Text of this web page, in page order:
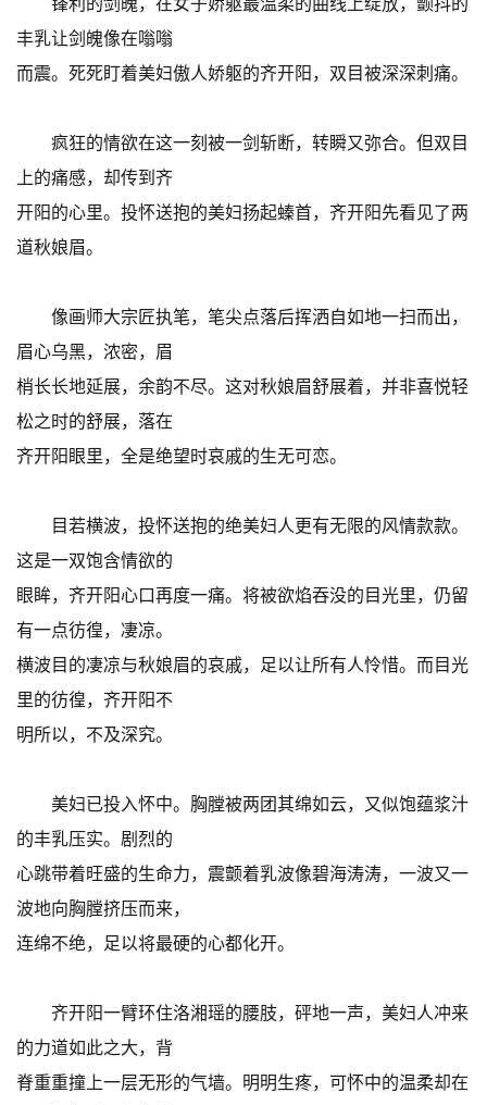
丰乳让剑魄像在嗡嗡
而震。死死盯着美妇傲人娇躯的齐开阳，双目被深深刺痛。
疯狂的情欲在这一刻被一剑斩断，转瞬又弥合。但双目
上的痛感，却传到齐
开阳的心里。投怀送抱的美妇扬起螓首，齐开阳先看见了两
道秋娘眉。
像画师大宗匠执笔，笔尖点落后挥洒自如地一扫而出，
眉心乌黑，浓密，眉
梢长长地延展，余韵不尽。这对秋娘眉舒展着，并非喜悦轻
松之时的舒展，落在
齐开阳眼里，全是绝望时哀戚的生无可恋。
目若横波，投怀送抱的绝美妇人更有无限的风情款款。
这是一双饱含情欲的
眼眸，齐开阳心口再度一痛。将被欲焰吞没的目光里，仍留
有一点彷徨，凄凉。
横波目的凄凉与秋娘眉的哀戚，足以让所有人怜惜。而目光
里的彷徨，齐开阳不
明所以，不及深究。
美妇已投入怀中。胸膛被两团其绵如云，又似饱蕴浆汁
的丰乳压实。剧烈的
心跳带着旺盛的生命力，震颤着乳波像碧海涛涛，一波又一
波地向胸膛挤压而来，
连绵不绝，足以将最硬的心都化开。
齐开阳一臂环住洛湘瑶的腰肢，砰地一声，美妇人冲来
的力道如此之大，背
脊重重撞上一层无形的气墙。明明生疼，可怀中的温柔却在